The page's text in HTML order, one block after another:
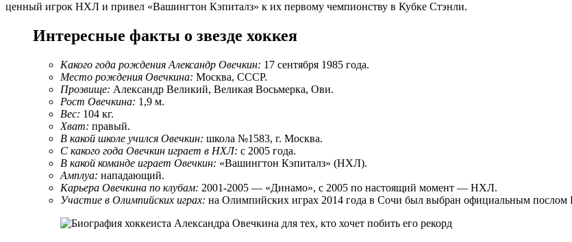
ценный игрок НХЛ и привел «Вашингтон Кэпиталз» к их первому чемпионству в Кубке Стэнли.
Интересные факты о звезде хоккея
Какого года рождения Александр Овечкин: 17 сентября 1985 года.
Место рождения Овечкина: Москва, СССР.
Прозвище: Александр Великий, Великая Восьмерка, Ови.
Рост Овечкина: 1,9 м.
Вес: 104 кг.
Хват: правый.
В какой школе учился Овечкин: школа №1583, г. Москва.
С какого года Овечкин играет в НХЛ: с 2005 года.
В какой команде играет Овечкин: «Вашингтон Кэпиталз» (НХЛ).
Амплуа: нападающий.
Карьера Овечкина по клубам: 2001-2005 — «Динамо», с 2005 по настоящий момент — НХЛ.
Участие в Олимпийских играх: на Олимпийских играх 2014 года в Сочи был выбран официальным послом